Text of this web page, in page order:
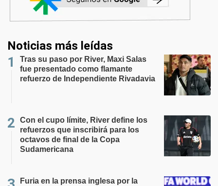
Noticias más leídas
Tras su paso por River, Maxi Salas
fue presentado como flamante
refuerzo de Independiente Rivadavia
Con el cupo límite, River define los
refuerzos que inscribirá para los
octavos de final de la Copa
Sudamericana
Furia en la prensa inglesa por la